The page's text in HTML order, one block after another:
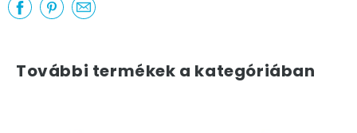
További termékek a kategóriában